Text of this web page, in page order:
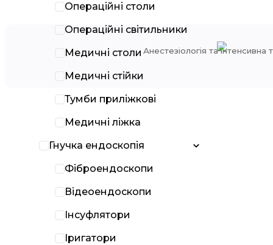
Операційні столи
Операційні світильники
Медичні столи
Медичні стійки
Тумби приліжкові
Медичні ліжка
Гнучка ендоскопія
Фіброендоскопи
Відеоендоскопи
Інсуфлятори
Іригатори
Анестезіологія та інтенсивна